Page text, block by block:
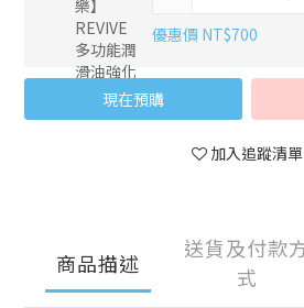
優惠價 NT$700
現在預購
加入追蹤清單
商品描述
送貨及付款
式